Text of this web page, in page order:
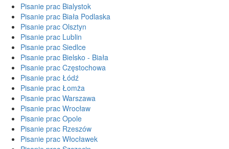
Pisanie prac Bialystok
Pisanie prac Biała Podlaska
Pisanie prac Olsztyn
Pisanie prac Lublin
Pisanie prac Siedlce
Pisanie prac Bielsko - Biała
Pisanie prac Częstochowa
Pisanie prac Łódź
Pisanie prac Łomża
Pisanie prac Warszawa
Pisanie prac Wrocław
Pisanie prac Opole
Pisanie prac Rzeszów
Pisanie prac Włocławek